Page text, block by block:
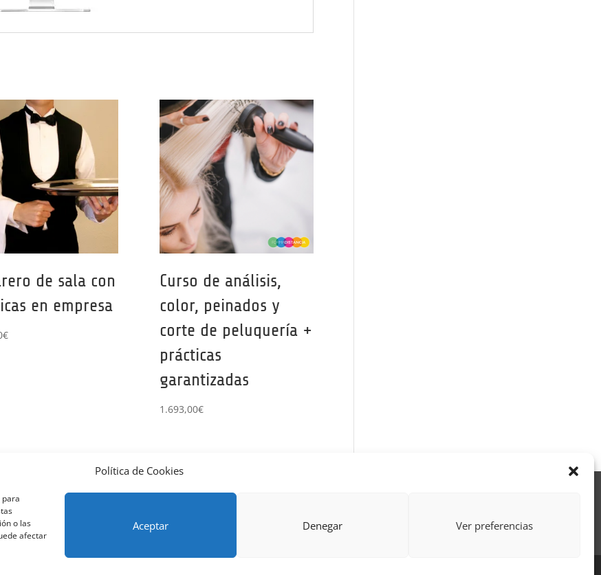
Política de Cookies
o las
afectar
Aceptar Denegar Ver preferencias
de sala con
en empresa
€
Curso de análisis,
color, peinados y
corte de peluquería +
prácticas
garantizadas
1.693,00€
y condiciones – Contrato de matrícula
Política de Cookies
de pago SEQURA
formación bonificada Formación Obligatoria según Sector
Formulario uso de imagen